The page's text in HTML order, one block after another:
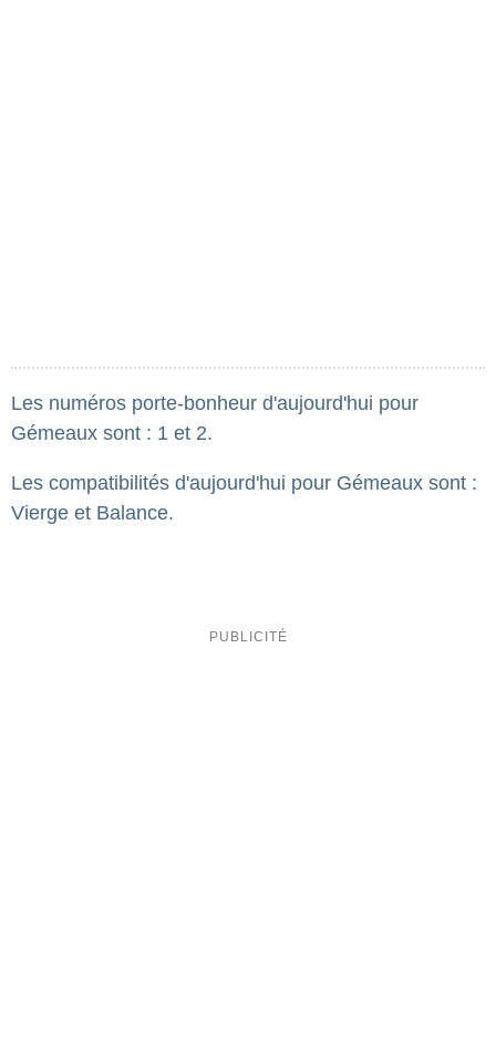
Les numéros porte-bonheur d'aujourd'hui pour
Gémeaux sont : 1 et 2.
Les compatibilités d'aujourd'hui pour Gémeaux sont :
Vierge et Balance.